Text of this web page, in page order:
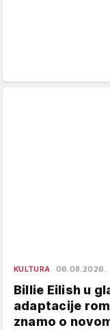
KULTURA 06.08.2026.
Billie Eilish u
adaptacije
znamo o